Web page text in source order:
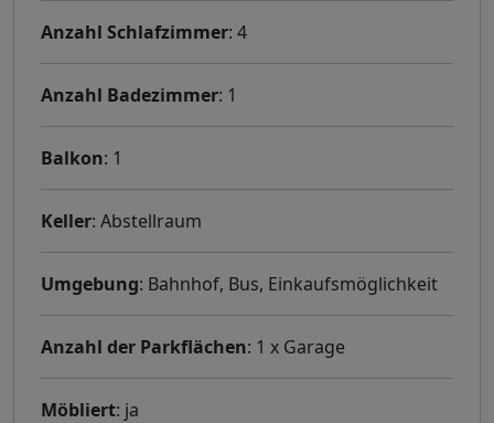
Anzahl Schlafzimmer: 4
Anzahl Badezimmer: 1
Balkon: 1
Keller: Abstellraum
Umgebung: Bahnhof, Bus, Einkaufsmöglichkeit
Anzahl der Parkflächen: 1 x Garage
Möbliert: ja